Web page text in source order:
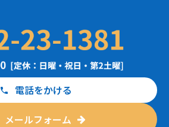
電話をかける
メールフォーム